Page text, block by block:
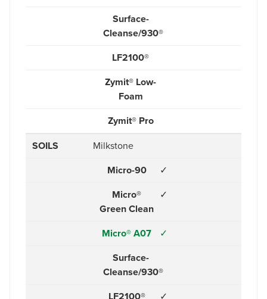
Surface-
Cleanse/930®
LF2100®
Zymit® Low-
Foam
Zymit® Pro
SOILS Milkstone
Micro-90 ✓
Micro®
Green Clean
✓
Micro® A07 ✓
Surface-
Cleanse/930®
LF2100® ✓